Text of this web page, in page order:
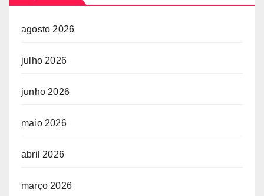
agosto 2026
julho 2026
junho 2026
maio 2026
abril 2026
março 2026